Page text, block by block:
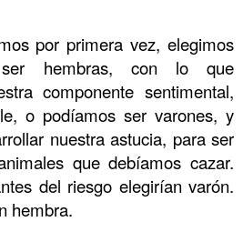
por primera vez, elegimos
hembras, con lo que
componente sentimental,
o podíamos ser varones, y
nuestra astucia, para ser
que debíamos cazar.
del riesgo elegirían varón.
hembra.